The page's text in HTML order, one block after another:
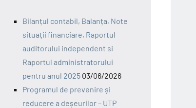
Bilanțul contabil, Balanța, Note
situații financiare, Raportul
auditorului independent si
Raportul administratorului
pentru anul 2025 03/06/2026
Programul de prevenire și
reducere a deșeurilor – UTP